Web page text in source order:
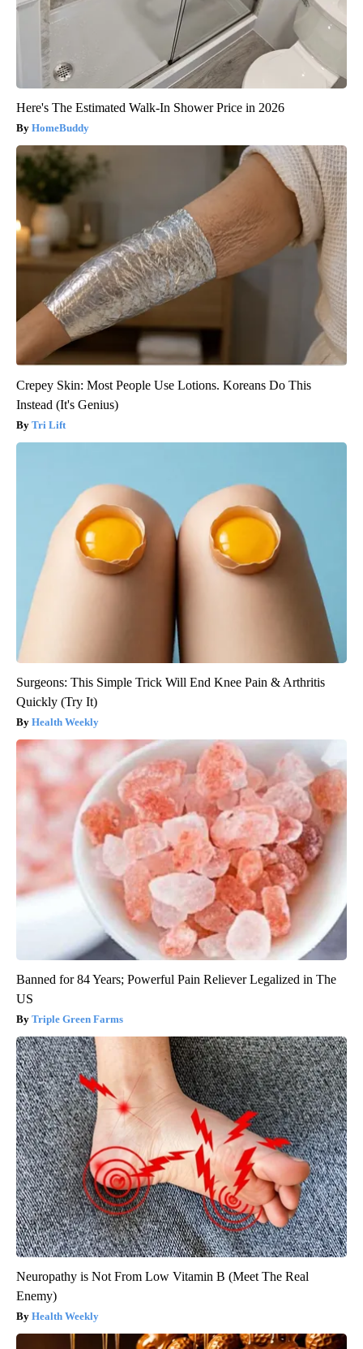
Here's The Estimated Walk-In Shower Price in 2026
HomeBuddy
Crepey Skin: Most People Use Lotions. Koreans Do This
Instead (It's Genius)
Tri Lift
Surgeons: This Simple Trick Will End Knee Pain & Arthritis
Quickly (Try It)
Health Weekly
Banned for 84 Years; Powerful Pain Reliever Legalized in The
US
Triple Green Farms
Neuropathy is Not From Low Vitamin B (Meet The Real
Enemy)
Health Weekly